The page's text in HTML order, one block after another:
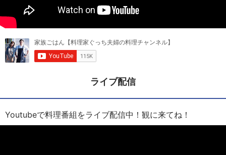
ライブ配信
Youtubeで料理番組をライブ配信中！観に来てね！